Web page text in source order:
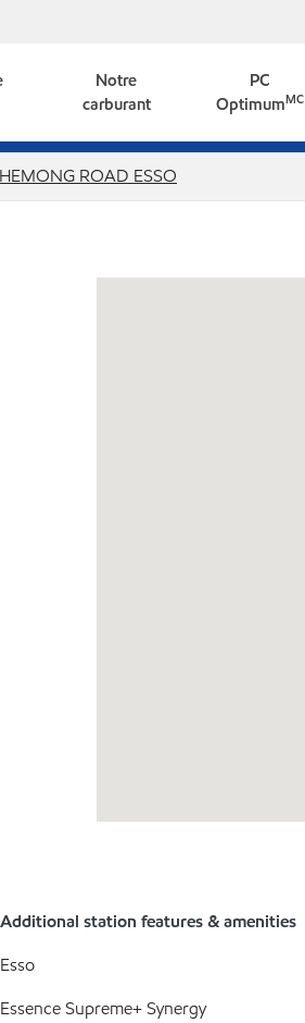
Notre
carburant
PC
OptimumMC
ROAD ESSO
Additional station features & amenities
Esso
Essence Supreme+ Synergy